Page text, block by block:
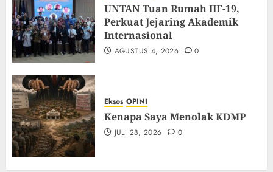
UNTAN Tuan Rumah IIF-19,
Perkuat Jejaring Akademik
Internasional
AGUSTUS 4, 2026 0
Eksos OPINI
Kenapa Saya Menolak KDMP
JULI 28, 2026 0